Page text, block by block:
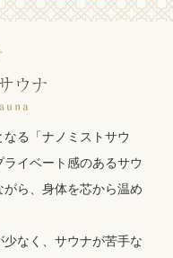
る「ナノミストサウ
イベート感のあるサウ
ら、身体を芯から温め
なく、サウナが苦手な